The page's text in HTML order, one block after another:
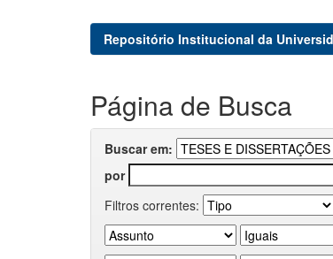
Repositório Institucional da
Página de Busca
Buscar em:
por
Filtros correntes: